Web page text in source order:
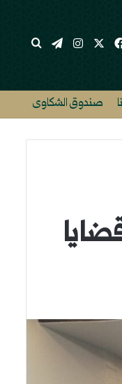
فيسبوك انستقرام
تيلقرامبحث
صندوق الشكاوى